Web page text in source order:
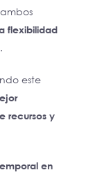
flexibilidad
este
recursos y
en